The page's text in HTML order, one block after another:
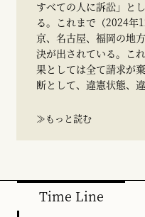
すべての人に訴訟」と
る。これまで（2024年
京、名古屋、福岡の地
決が出されている。こ
果としては全て請求が
断として、違憲状態、
婚を擁護する方向に、
だろうか。その鍵は、
うと見えてくる。タイ
≫もっと読む
Time Line